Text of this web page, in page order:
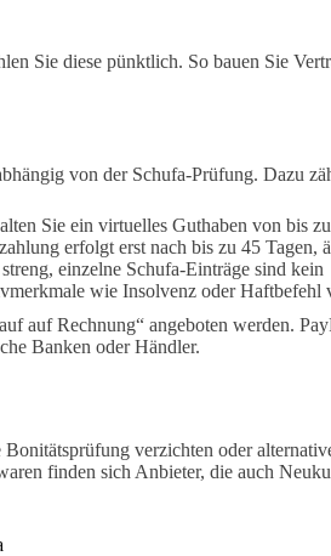
Sie diese pünktlich. So bauen Sie
von der Schufa-Prüfung. Dazu
Sie ein virtuelles Guthaben von bis
erfolgt erst nach bis zu 45 Tagen,
einzelne Schufa-Einträge sind kein
wie Insolvenz oder Haftbefehl
auf Rechnung“ angeboten werden.
Banken oder Händler.
verzichten oder
finden sich Anbieter, die auch